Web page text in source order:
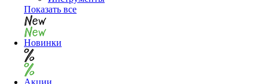
Показать все
Новинки
Акции